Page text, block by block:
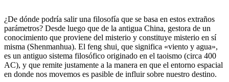
¿De dónde podría salir una filosofía que se basa en estos extraños
parámetros? Desde luego que de la antigua China, gestora de un
conocimiento que proviene del misterio y constituye misterio en sí
misma (Shenmanhua). El feng shui que significa «viento y agua»,
es un antiguo sistema filosófico originado en el taoismo (circa 400
AC), y que remite justamente a la manera en que el entorno espacial
en donde nos movemos es pasible de influir sobre nuestro destino.